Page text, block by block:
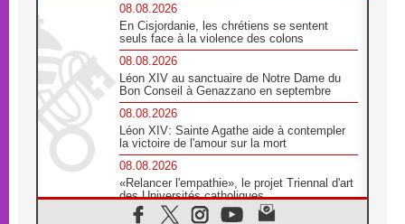
08.08.2026
En Cisjordanie, les chrétiens se sentent
seuls face à la violence des colons
08.08.2026
Léon XIV au sanctuaire de Notre Dame du
Bon Conseil à Genazzano en septembre
08.08.2026
Léon XIV: Sainte Agathe aide à contempler
la victoire de l'amour sur la mort
08.08.2026
«Relancer l'empathie», le projet Triennal d'art
des Universités catholiques
08.08.2026